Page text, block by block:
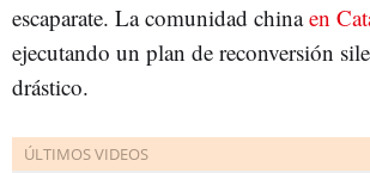
escaparate. La comunidad chinaen
ejecutando un plan de reconversión
drástico.